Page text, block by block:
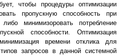
чтобы процедуры оптимизации
пропускную способность при
минимизоровать потребление
способности. Оптимизация
времени отклика для
запросов в данной системной